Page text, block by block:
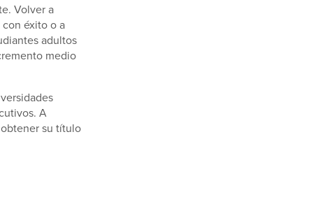
Volver a
éxito o a
adultos
medio
A
su título